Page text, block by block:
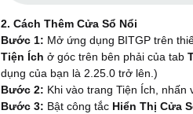
2. Cách Thêm Cửa Sổ Nổi
Bước 1: Mở ứng dụng BITGP trên
Tiện Ích ở góc trên bên phải của tab
dụng của bạn là 2.25.0 trở lên.)
Bước 2: Khi vào trang Tiện Ích, nhấn
Bước 3: Bật công tắc Hiển Thị Cửa